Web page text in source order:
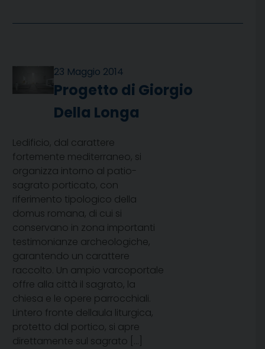
23 Maggio 2014
Progetto di Giorgio
Della Longa
Ledificio, dal carattere
fortemente mediterraneo, si
organizza intorno al patio-
sagrato porticato, con
riferimento tipologico della
domus romana, di cui si
conservano in zona importanti
testimonianze archeologiche,
garantendo un carattere
raccolto. Un ampio varcoportale
offre alla città il sagrato, la
chiesa e le opere parrocchiali.
Lintero fronte dellaula liturgica,
protetto dal portico, si apre
direttamente sul sagrato […]